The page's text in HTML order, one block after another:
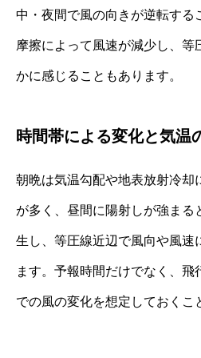
中・夜間で風の向きが逆転する
摩擦によって風速が減少し、等
かに感じることもあります。
時間帯による変化と気温
朝晩は気温勾配や地表放射冷却
が多く、昼間に陽射しが強まる
生し、等圧線近辺で風向や風速
ます。予報時間だけでなく、飛
での風の変化を想定しておくこ